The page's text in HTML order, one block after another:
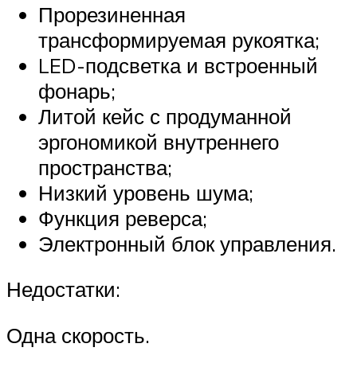
Прорезиненная
трансформируемая рукоятка;
LED-подсветка и встроенный
фонарь;
Литой кейс с продуманной
эргономикой внутреннего
пространства;
Низкий уровень шума;
Функция реверса;
Электронный блок управления.
Недостатки:
Одна скорость.